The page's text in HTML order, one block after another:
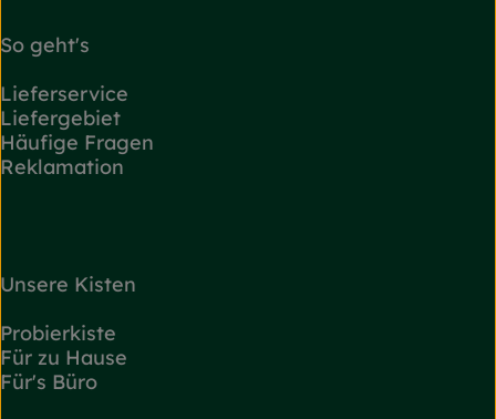
So geht's
Lieferservice
Liefergebiet
Häufige Fragen
Reklamation
Unsere Kisten
Probierkiste
Für zu Hause
Für's Büro